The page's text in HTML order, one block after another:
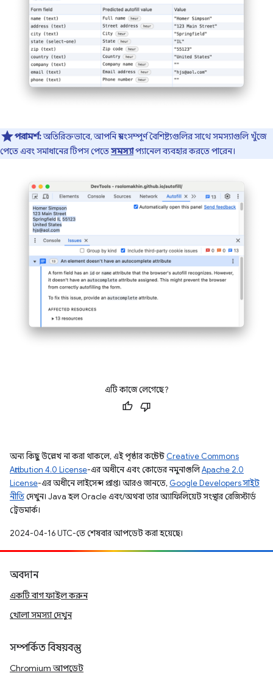
পরামর্শ:অতিরিক্তভাবে, আপনি স্বয়ংসম্পূর্ণ বৈশিষ্ট্যগুলির সাথে সমস্যাগুলি খুঁজে
পেতে এবং সমাধানের টিপস পেতেসমস্যাপ্যানেল ব্যবহার করতে পারেন।
এটি কাজে লেগেছে?
অন্য কিছু উল্লেখ না করা থাকলে, এই পৃষ্ঠার কন্টেন্ট Creative Commons
Attribution 4.0 License-এর অধীনে এবং কোডের নমুনাগুলিApache 2.0
License-এর অধীনে লাইসেন্স প্রাপ্ত। আরও জানতে, Google Developers সাইট
নীতিদেখুন। Java হল Oracle এবং/অথবা তার অ্যাফিলিয়েট সংস্থার রেজিস্টার্ড
ট্রেডমার্ক।
2024-04-16 UTC-তে শেষবার আপডেট করা হয়েছে।
অবদান
একটি বাগ ফাইল করুন
খোলা সমস্যা দেখুন
সম্পর্কিত বিষয়বস্তু
Chromium আপডেট